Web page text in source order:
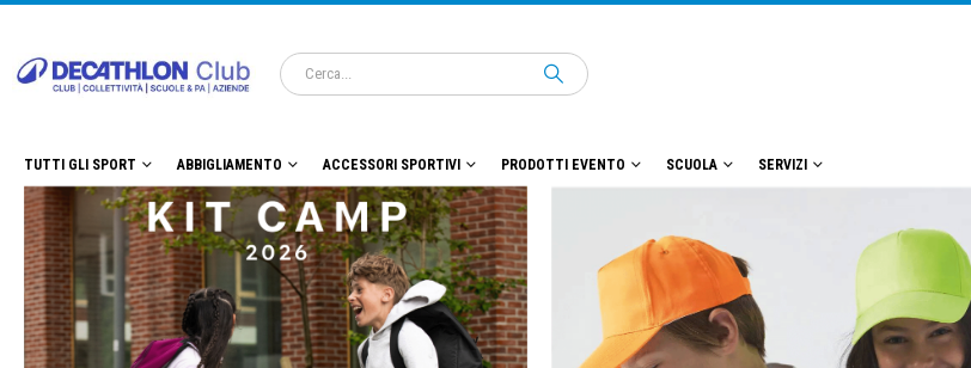
TUTTI GLI SPORT ABBIGLIAMENTO ACCESSORI SPORTIVI PRODOTTI EVENTO SCUOLA SERVIZI